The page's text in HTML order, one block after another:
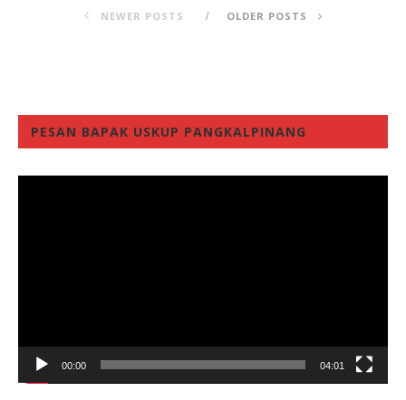
NEWER POSTS OLDER POSTS
PESAN BAPAK USKUP PANGKALPINANG
00:00 04:01